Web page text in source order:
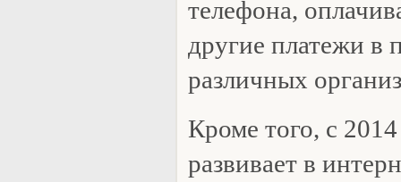
телефона,
другие платежи в
различных
Кроме того, с
развивает в